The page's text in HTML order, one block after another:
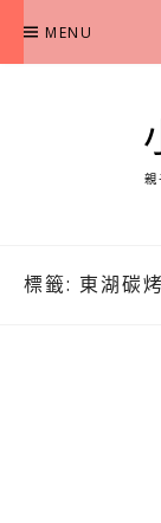
content
MENU
標籤: 東湖碳